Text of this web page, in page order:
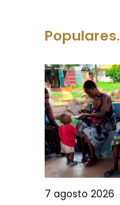
Populares.
7 agosto 2026